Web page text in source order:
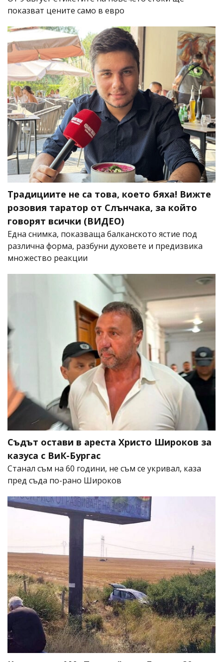
показват цените само в евро
Традициите не са това, което бяха! Вижте
розовия таратор от Слънчака, за който
говорят всички (ВИДЕО)
Една снимка, показваща балканското ястие под
различна форма, разбуни духовете и предизвика
множество реакции
Съдът остави в ареста Христо Широков за
казуса с ВиК-Бургас
Станал съм на 60 години, не съм се укривал, каза
пред съда по-рано Широков